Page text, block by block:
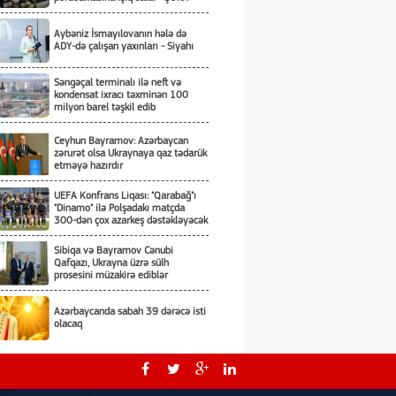
Aybəniz İsmayılovanın hələ də
ADY-də çalışan yaxınları - Siyahı
Səngəçal terminalı ilə neft və
kondensat ixracı təxminən 100
milyon barel təşkil edib
Ceyhun Bayramov: Azərbaycan
zərurət olsa Ukraynaya qaz tədarük
etməyə hazırdır
UEFA Konfrans Liqası: "Qarabağ"ı
"Dinamo" ilə Polşadakı matçda
300-dən çox azarkeş dəstəkləyəcək
Sibiqa və Bayramov Cənubi
Qafqazı, Ukrayna üzrə sülh
prosesini müzakirə ediblər
Azərbaycanda sabah 39 dərəcə isti
olacaq
ARDNF 3 illik auditor seçir